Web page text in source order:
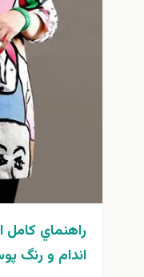
راهنماي كامل
اندام و رنگ